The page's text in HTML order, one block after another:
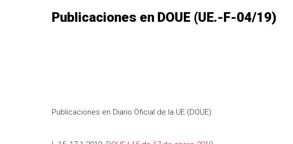
Publicaciones en DOUE (UE.-F-04/19)
Publicaciones en Diario Oficial de la UE (DOUE):